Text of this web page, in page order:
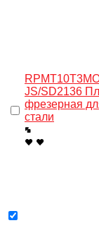
JS/SD2136
фрезерная
cтали